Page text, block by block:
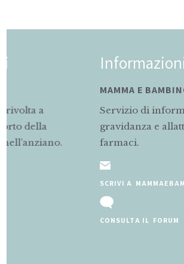
Informazioni sui
MAMMA E BAMBINO
Servizio di informazioni rivolto
gravidanza e allattamento sul
farmaci.
SCRIVI A
CONSULTA IL FORUM